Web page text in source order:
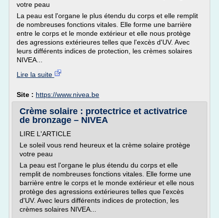
votre peau
La peau est l'organe le plus étendu du corps et elle remplit
de nombreuses fonctions vitales. Elle forme une barrière
entre le corps et le monde extérieur et elle nous protège
des agressions extérieures telles que l'excès d'UV. Avec
leurs différents indices de protection, les crèmes solaires
NIVEA...
Lire la suite
Site : https://www.nivea.be
Crème solaire : protectrice et activatrice
de bronzage – NIVEA
LIRE L'ARTICLE
Le soleil vous rend heureux et la crème solaire protège
votre peau
La peau est l'organe le plus étendu du corps et elle
remplit de nombreuses fonctions vitales. Elle forme une
barrière entre le corps et le monde extérieur et elle nous
protège des agressions extérieures telles que l'excès
d'UV. Avec leurs différents indices de protection, les
crèmes solaires NIVEA...